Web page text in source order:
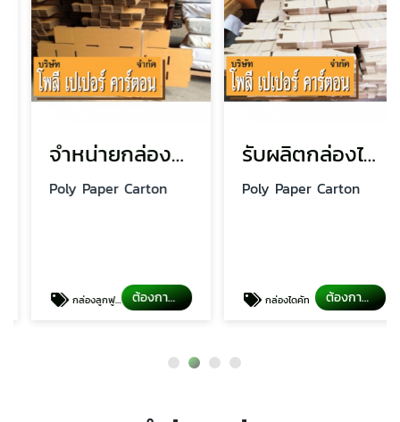
จำหน่ายกล่องลูกฟูก ราคาถูก
Poly Paper Carton
กล่องลูกฟูก ต้องการสั่งซื้อ
รับผลิตกล่องไดคัทสำเร็จรูปตามแบบ
Poly Paper Carton
กล่องไดคัท ต้องการสั่งซื้อ